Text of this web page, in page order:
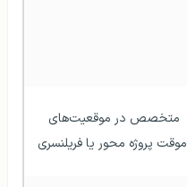
موقت پروژه محور یا فریلنسری